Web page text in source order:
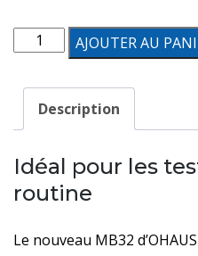
quantité
Analyseurs
d'humidité
AJOUTER AU
Description
Idéal pour les
routine
Le nouveau MB32